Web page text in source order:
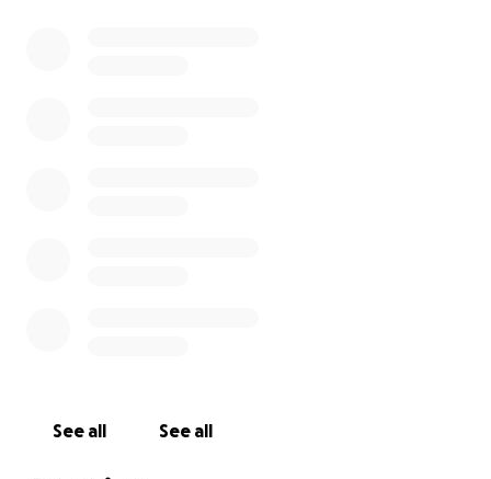
Tusind tak
See all See all